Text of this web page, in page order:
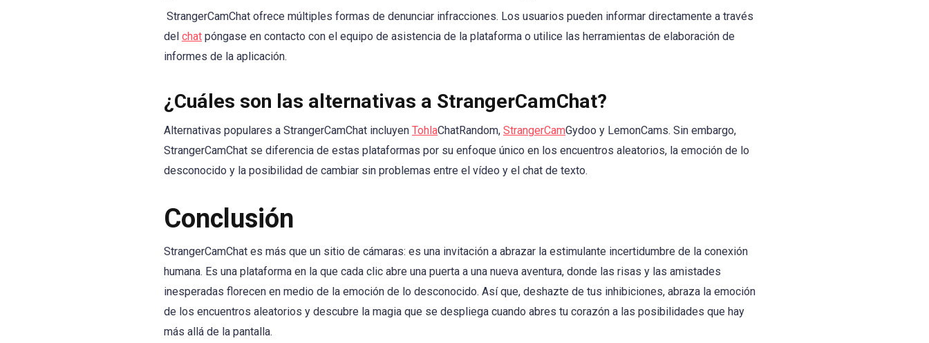
StrangerCamChat ofrece múltiples formas de denunciar infracciones. Los usuarios pueden informar directamente a través
del chat póngase en contacto con el equipo de asistencia de la plataforma o utilice las herramientas de elaboración de
informes de la aplicación.
¿Cuáles son las alternativas a StrangerCamChat?
Alternativas populares a StrangerCamChat incluyen TohlaChatRandom, StrangerCamGydoo y LemonCams. Sin embargo,
StrangerCamChat se diferencia de estas plataformas por su enfoque único en los encuentros aleatorios, la emoción de lo
desconocido y la posibilidad de cambiar sin problemas entre el vídeo y el chat de texto.
Conclusión
StrangerCamChat es más que un sitio de cámaras: es una invitación a abrazar la estimulante incertidumbre de la conexión
humana. Es una plataforma en la que cada clic abre una puerta a una nueva aventura, donde las risas y las amistades
inesperadas florecen en medio de la emoción de lo desconocido. Así que, deshazte de tus inhibiciones, abraza la emoción
de los encuentros aleatorios y descubre la magia que se despliega cuando abres tu corazón a las posibilidades que hay
más allá de la pantalla.